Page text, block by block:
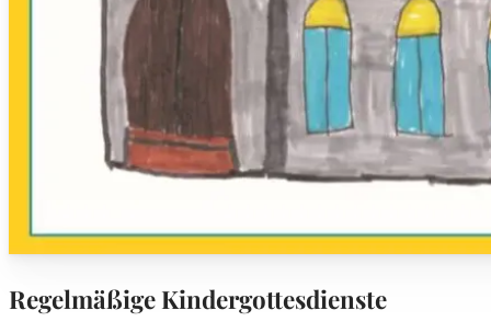
Regelmäßige Kindergottesdienste